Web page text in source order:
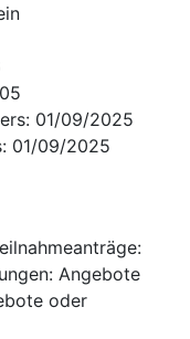
: 01/09/2025
: 01/09/2025
:
: Angebote
oder